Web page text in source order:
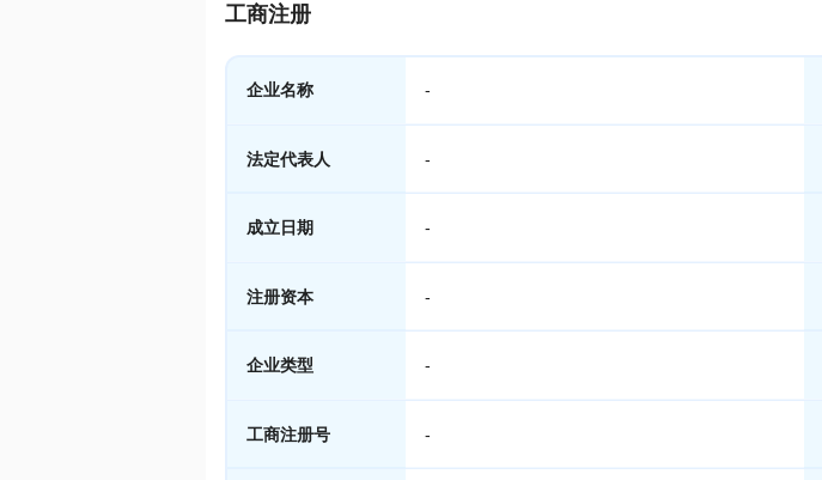
工商注册
企业名称 -
法定代表人 -
成立日期 -
注册资本 -
企业类型 -
工商注册号 -